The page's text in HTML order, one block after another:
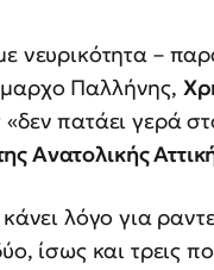
νευρικότητα –
Παλλήνης,
πατάει γερά
Ανατολικής
λόγο για
ίσως και τρεις